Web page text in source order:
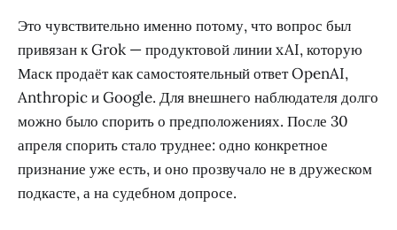
Это чувствительно именно потому, что вопрос был
привязан к Grok — продуктовой линии xAI, которую
Маск продаёт как самостоятельный ответ OpenAI,
Anthropic и Google. Для внешнего наблюдателя долго
можно было спорить о предположениях. После 30
апреля спорить стало труднее: одно конкретное
признание уже есть, и оно прозвучало не в дружеском
подкасте, а на судебном допросе.